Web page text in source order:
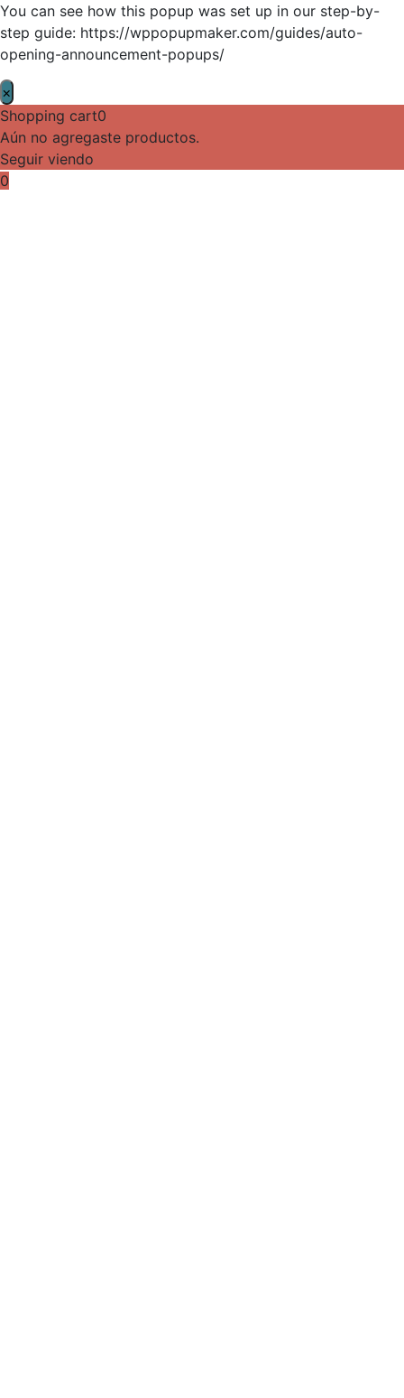
You can see how this popup was set up in our step-by-
step guide: https://wppopupmaker.com/guides/auto-
opening-announcement-popups/
×
Shopping cart0
Aún no agregaste productos.
Seguir viendo
0